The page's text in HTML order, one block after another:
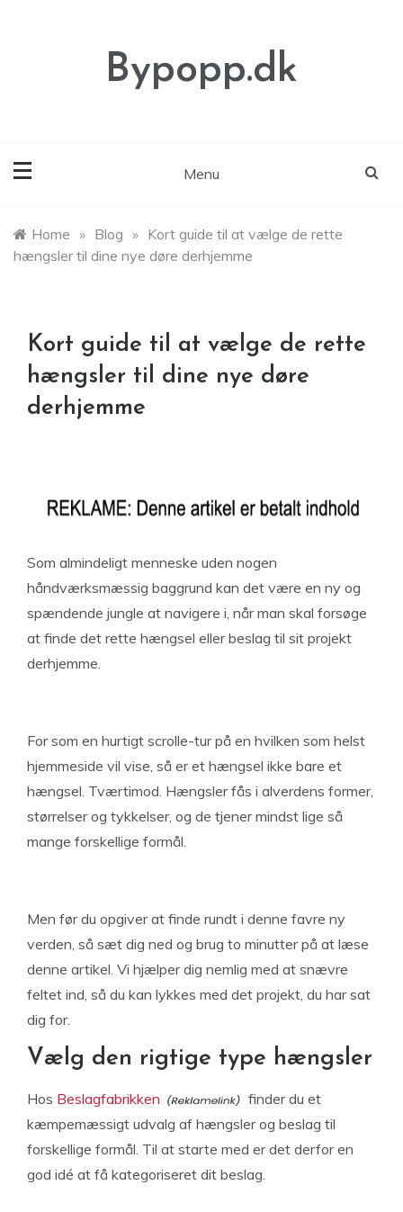
Bypopp.dk
Menu
Home » Blog » Kort guide til at vælge de rette
hængsler til dine nye døre derhjemme
Kort guide til at vælge de rette
hængsler til dine nye døre
derhjemme
Som almindeligt menneske uden nogen
håndværksmæssig baggrund kan det være en ny og
spændende jungle at navigere i, når man skal forsøge
at finde det rette hængsel eller beslag til sit projekt
derhjemme.
For som en hurtigt scrolle-tur på en hvilken som helst
hjemmeside vil vise, så er et hængsel ikke bare et
hængsel. Tværtimod. Hængsler fås i alverdens former,
størrelser og tykkelser, og de tjener mindst lige så
mange forskellige formål.
Men før du opgiver at finde rundt i denne favre ny
verden, så sæt dig ned og brug to minutter på at læse
denne artikel. Vi hjælper dig nemlig med at snævre
feltet ind, så du kan lykkes med det projekt, du har sat
dig for.
Vælg den rigtige type hængsler
Hos Beslagfabrikken
finder du et
kæmpemæssigt udvalg af hængsler og beslag til
forskellige formål. Til at starte med er det derfor en
god idé at få kategoriseret dit beslag.